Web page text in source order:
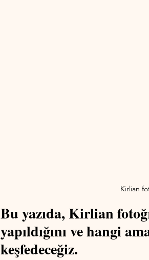
Kirlian
Bu yazıda, Kirlian
yapıldığını ve hangi
keşfedeceğiz.